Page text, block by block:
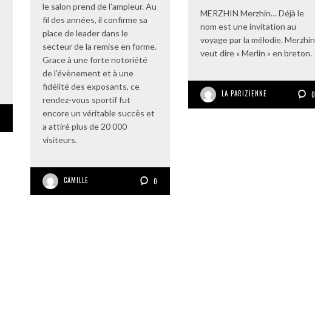
le salon prend de l’ampleur. Au
fil des années, il confirme sa
place de leader dans le
secteur de la remise en forme.
Grace à une forte notoriété
de l’évènement et à une
fidélité des exposants, ce
rendez-vous sportif fut
encore un véritable succès et
a attiré plus de 20 000
visiteurs.
CAMILLE 0
MERZHIN Merzhin… Déjà le
nom est une invitation au
voyage par la mélodie. Merzhin
veut dire « Merlin » en breton.
LA PARIZIENNE 0